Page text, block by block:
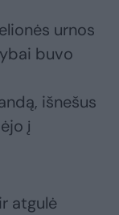
urnos
buvo
išnešus
į
atgulė